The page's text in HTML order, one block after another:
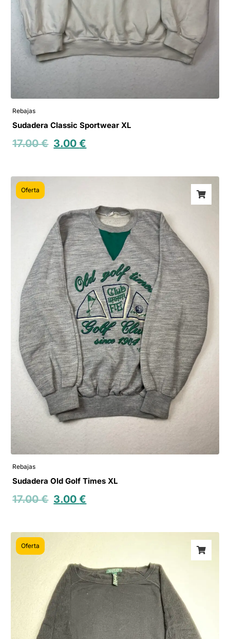
Rebajas
Sudadera Classic Sportwear XL
17.00€ 3.00€
Oferta
Rebajas
Sudadera Old Golf Times XL
17.00€ 3.00€
Oferta